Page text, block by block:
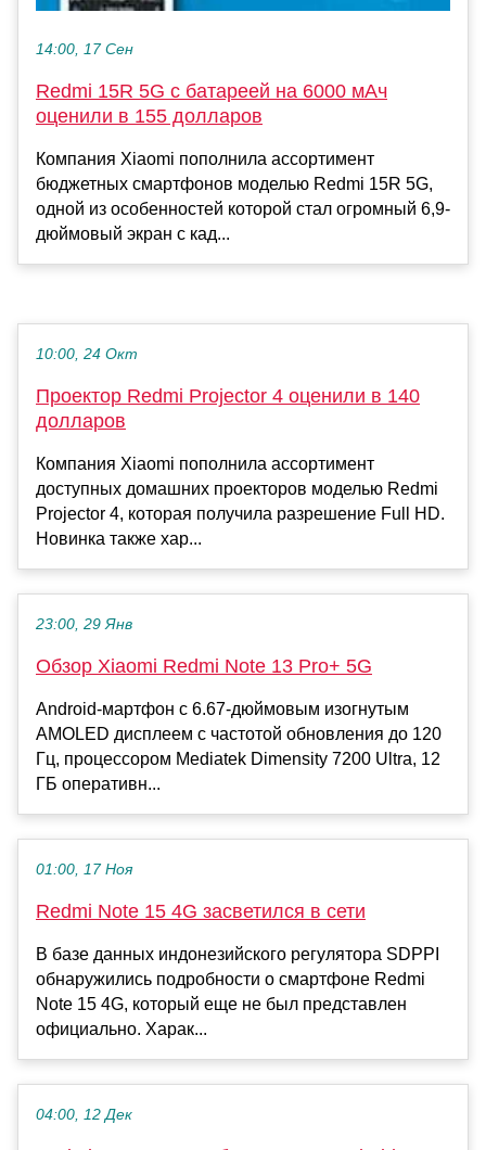
14:00, 17 Сен
Redmi 15R 5G с батареей на 6000 мАч
оценили в 155 долларов
Компания Xiaomi пополнила ассортимент
бюджетных смартфонов моделью Redmi 15R 5G,
одной из особенностей которой стал огромный 6,9-
дюймовый экран с кад...
10:00, 24 Окт
Проектор Redmi Projector 4 оценили в 140
долларов
Компания Xiaomi пополнила ассортимент
доступных домашних проекторов моделью Redmi
Projector 4, которая получила разрешение Full HD.
Новинка также хар...
23:00, 29 Янв
Обзор Xiaomi Redmi Note 13 Pro+ 5G
Android-мартфон с 6.67-дюймовым изогнутым
AMOLED дисплеем с частотой обновления до 120
Гц, процессором Mediatek Dimensity 7200 Ultra, 12
ГБ оперативн...
01:00, 17 Ноя
Redmi Note 15 4G засветился в сети
В базе данных индонезийского регулятора SDPPI
обнаружились подробности о смартфоне Redmi
Note 15 4G, который еще не был представлен
официально. Харак...
04:00, 12 Дек